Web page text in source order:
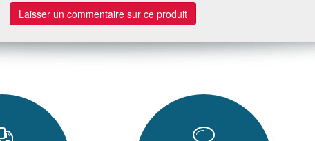
Laisser un commentaire sur ce produit